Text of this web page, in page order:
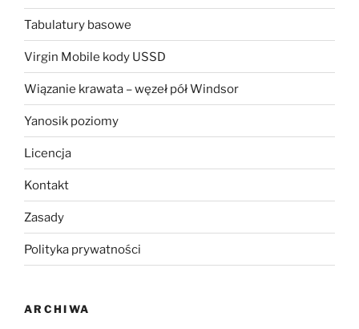
Tabulatury basowe
Virgin Mobile kody USSD
Wiązanie krawata – węzeł pół Windsor
Yanosik poziomy
Licencja
Kontakt
Zasady
Polityka prywatności
ARCHIWA